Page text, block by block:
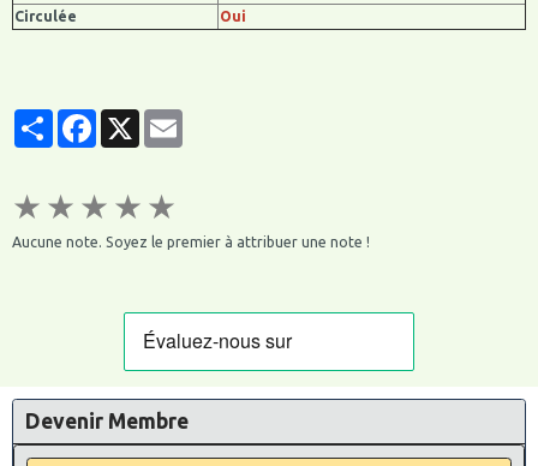
Circulée
Oui
PartagerFacebook
X
★ ★ ★ ★ ★
Aucune note. Soyez le premier à attribuer une note !
Devenir Membre